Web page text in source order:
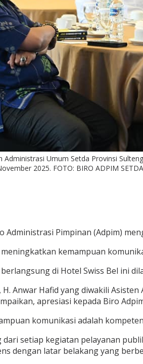
Administrasi Umum Setda Provinsi
2025. FOTO: BIRO ADPIM SETDA
Administrasi Pimpinan (Adpim)
kemampuan
di Hotel Swiss Bel ini
Anwar Hafid yang diwakili
apresiasi kepada Biro
komunikasi adalah
setiap kegiatan pelayanan
dengan latar belakang yang